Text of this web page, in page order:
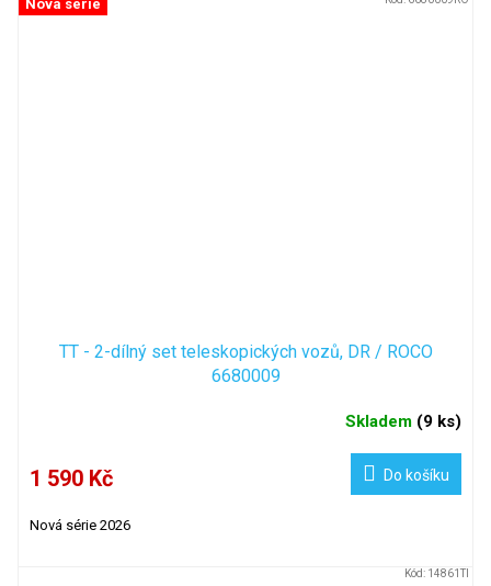
Nová série
TT - 2-dílný set teleskopických vozů, DR / ROCO
6680009
Skladem (9 ks)
1 590 Kč Do košíku
Nová série 2026
Kód: 14861TI